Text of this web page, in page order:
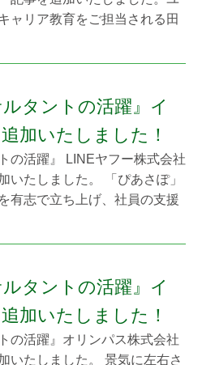
ャリア教育をご担当される田
「真心と美意識をこめた「ヒ
な明日を過ごしていただく」
、サービスを提供される従業
タントの活躍』イ
加いたしました！
の活躍』 LINEヤフー株式会社
いたしました。 「ぴあさぽ」
有志で立ち上げ、社員の支援
ルタントの在り方にも着目し
り、しかし守秘義務はしっか
「相談」から受ける堅苦しい
タントの活躍』イ
加いたしました！
の活躍』オリンパス株式会社
いたしました。 景気に左右さ